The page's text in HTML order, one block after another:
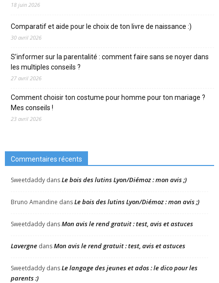
18 juin 2026
Comparatif et aide pour le choix de ton livre de naissance :)
30 avril 2026
S’informer sur la parentalité : comment faire sans se noyer dans
les multiples conseils ?
27 avril 2026
Comment choisir ton costume pour homme pour ton mariage ?
Mes conseils !
23 avril 2026
Commentaires récents
Sweetdaddy dansLe bois des lutins Lyon/Diémoz : mon avis ;)
Bruno Amandine dansLe bois des lutins Lyon/Diémoz : mon avis ;)
Sweetdaddy dansMon avis le rend gratuit : test, avis et astuces
Lavergne dansMon avis le rend gratuit : test, avis et astuces
Sweetdaddy dansLe langage des jeunes et ados : le dico pour les
parents :)